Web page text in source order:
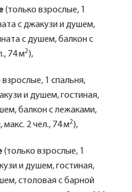
(только взрослые, 1
с джакузи и душем,
с душем, балкон с
74 м2),
взрослые, 1 спальня,
и душем, гостиная,
балкон с лежаками,
2 чел., 74 м2),
(только взрослые, 1
и душем, гостиная,
столовая с барной